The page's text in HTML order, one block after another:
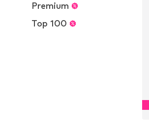
Premium
Top 100